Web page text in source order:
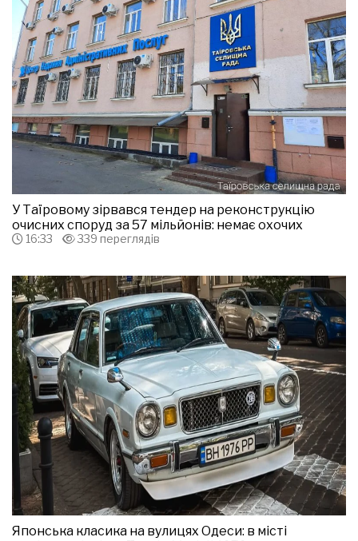
У Таїровому зірвався тендер на реконструкцію
очисних споруд за 57 мільйонів: немає охочих
16:33 339 переглядів
Японська класика на вулицях Одеси: в місті